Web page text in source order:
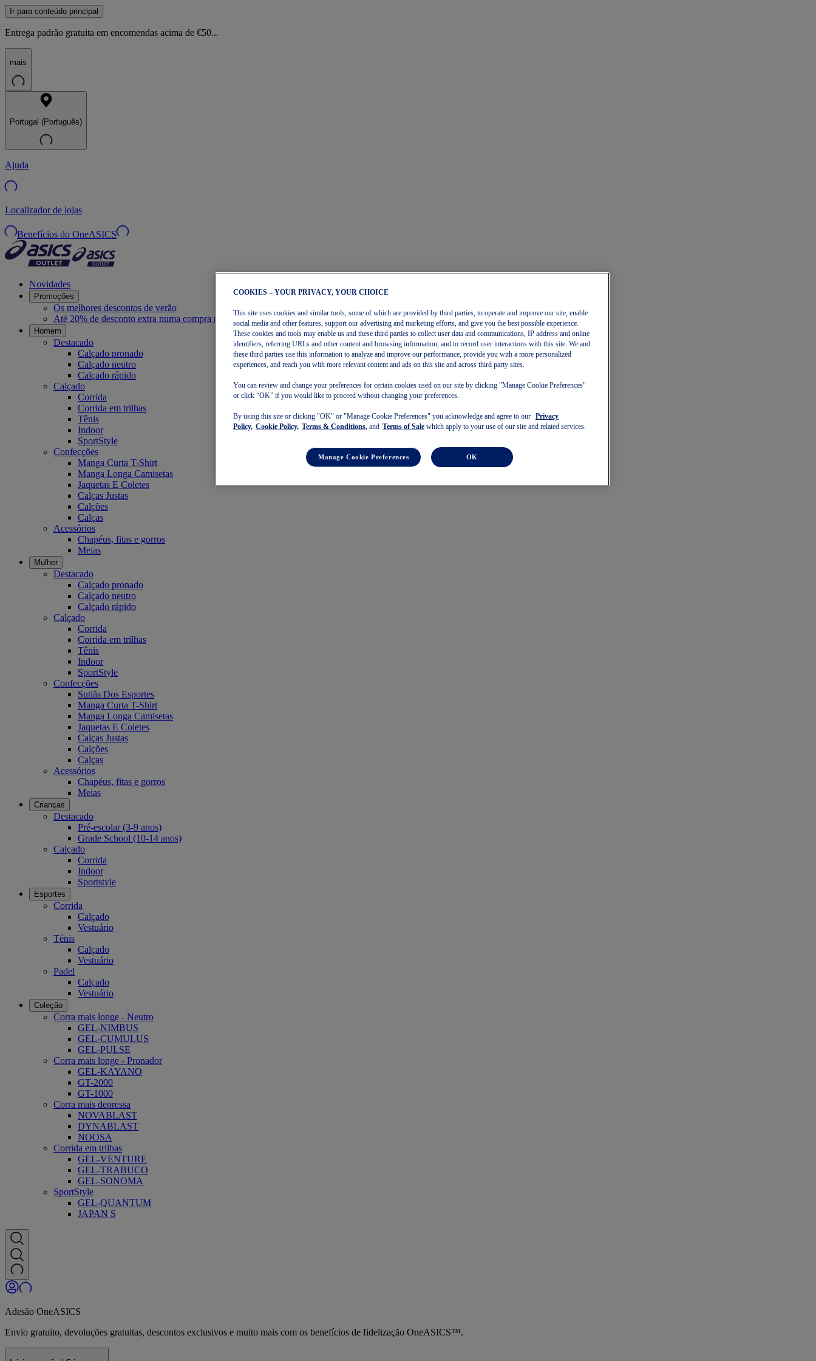
Ir para conteúdo principal
Entrega padrão gratuita em encomendas acima de €50...
mais
Portugal (Português)
Ajuda
Localizador de lojas
Benefícios do OneASICS
Novidades
Promoções
Os melhores descontos de verão
Até 20% de desconto extra numa compra mínima de 30€
Homem
Destacado
Calçado pronado
Calçado neutro
Calçado rápido
Calçado
Corrida
Corrida em trilhas
Tênis
Indoor
SportStyle
Confecções
Manga Curta T-Shirt
Manga Longa Camisetas
Jaquetas E Coletes
Calças Justas
Calções
Calças
Acessórios
Chapéus, fitas e gorros
Meias
Mulher
Destacado
Calçado pronado
Calçado neutro
Calçado rápido
Calçado
Corrida
Corrida em trilhas
Tênis
Indoor
SportStyle
Confecções
Sutiãs Dos Esportes
Manga Curta T-Shirt
Manga Longa Camisetas
Jaquetas E Coletes
Calças Justas
Calções
Calças
Acessórios
Chapéus, fitas e gorros
Meias
Crianças
Destacado
Pré-escolar (3-9 anos)
Grade School (10-14 anos)
Calçado
Corrida
Indoor
Sportstyle
Esportes
Corrida
Calçado
Vestuário
Ténis
Calçado
Vestuário
Padel
Calçado
Vestuário
Coleção
Corra mais longe - Neutro
GEL-NIMBUS
GEL-CUMULUS
GEL-PULSE
Corra mais longe - Pronador
GEL-KAYANO
GT-2000
GT-1000
Corra mais depressa
NOVABLAST
DYNABLAST
NOOSA
Corrida em trilhas
GEL-VENTURE
GEL-TRABUCO
GEL-SONOMA
SportStyle
GEL-QUANTUM
JAPAN S
Adesão OneASICS
Envio gratuito, devoluções gratuitas, descontos exclusivos e muito mais com os benefícios de fidelização OneASICS™.
COOKIES – YOUR PRIVACY, YOUR CHOICE
This site uses cookies and similar tools, some of which are provided by third parties, to operate and improve our site, enable
social media and other features, support our advertising and marketing efforts, and give you the best possible experience.
These cookies and tools may enable us and these third parties to collect user data and communications, IP address and online
identifiers, referring URLs and other content and browsing information, and to record user interactions with this site. We and
these third parties use this information to analyze and improve our performance, provide you with a more personalized
experiences, and reach you with more relevant content and ads on this site and across third party sites.
You can review and change your preferences for certain cookies used on our site by clicking "Manage Cookie Preferences"
or click “OK” if you would like to proceed without changing your preferences.
By using this site or clicking "OK" or "Manage Cookie Preferences" you acknowledge and agree to our
Privacy
Policy, Cookie Policy, Terms & Conditions, and Terms of Sale which apply to your use of our site and related services.
Manage Cookie Preferences OK